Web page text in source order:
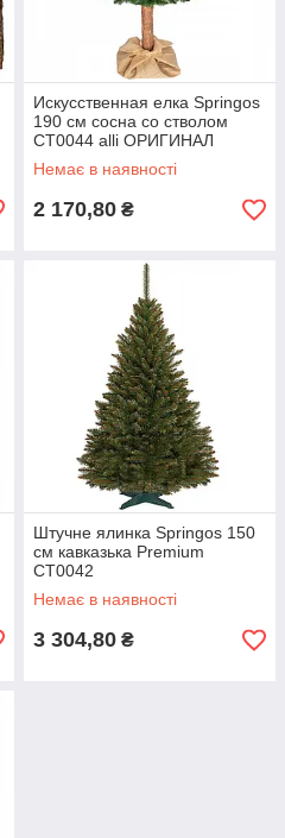
Искусственная елка Springos
190 см сосна со стволом
CT0044 alli ОРИГИНАЛ
Немає в наявності
2 170,80 ₴
Штучне ялинка Springos 150
см кавказька Premium
CT0042
Немає в наявності
3 304,80 ₴